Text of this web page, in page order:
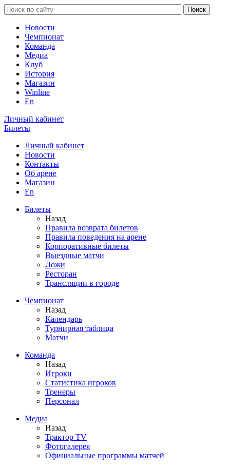
Новости
Чемпионат
Команда
Медиа
Клуб
История
Магазин
Winline
En
Личный кабинет
Билеты
Личный кабинет
Новости
Контакты
Об арене
Магазин
En
Билеты
Назад
Правила возврата билетов
Правила поведения на арене
Корпоративные билеты
Выездные матчи
Ложи
Ресторан
Трансляции в городе
Чемпионат
Назад
Календарь
Турнирная таблица
Матчи
Команда
Назад
Игроки
Статистика игроков
Тренеры
Персонал
Медиа
Назад
Трактор TV
Фотогалерея
Официальные программы матчей